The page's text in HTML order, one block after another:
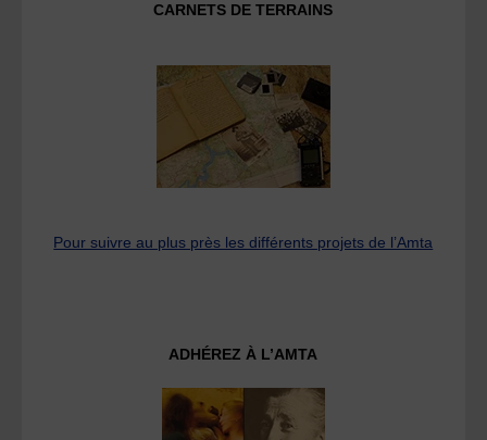
CARNETS DE TERRAINS
Pour suivre au plus près les différents projets de l’Amta
ADHÉREZ À L’AMTA